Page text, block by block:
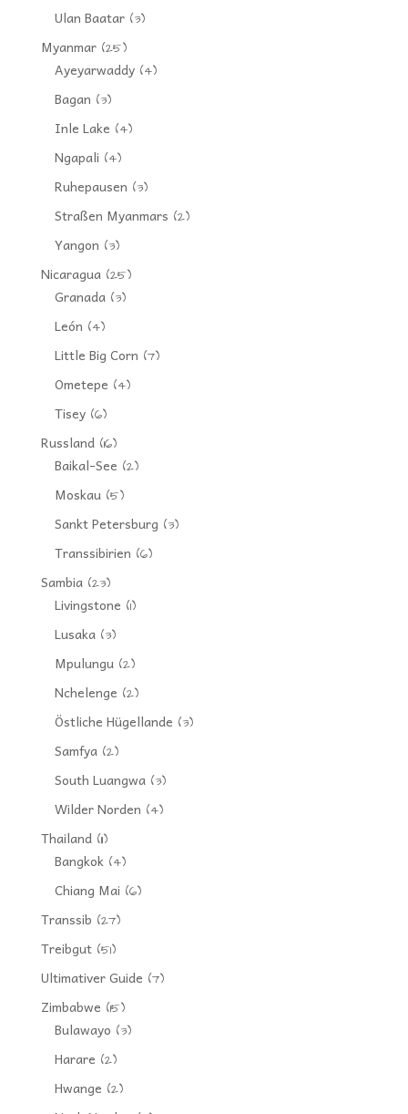
Ulan Baatar(3)
Myanmar(25)
Ayeyarwaddy(4)
Bagan (3)
Inle Lake (4)
Ngapali (4)
Ruhepausen (3)
Straßen Myanmars (2)
Yangon (3)
Nicaragua(25)
Granada(3)
León (4)
Little Big Corn (7)
Ometepe (4)
Tisey(6)
Russland(16)
Baikal-See (2)
Moskau(5)
Sankt Petersburg (3)
Transsibirien (6)
Sambia(23)
Livingstone (1)
Lusaka(3)
Mpulungu(2)
Nchelenge (2)
Östliche Hügellande (3)
Samfya(2)
South Luangwa(3)
Wilder Norden (4)
Thailand(11)
Bangkok(4)
Chiang Mai (6)
Transsib (27)
Treibgut(51)
Ultimativer Guide (7)
Zimbabwe (15)
Bulawayo (3)
Harare (2)
Hwange (2)